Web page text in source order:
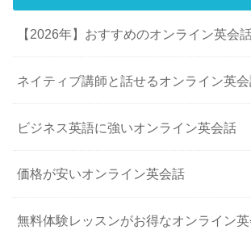
【2026年】おすすめのオンライン英会
ネイティブ講師と話せるオンライン英
ビジネス英語に強いオンライン英会話
価格が安いオンライン英会話
無料体験レッスンがお得なオンライン